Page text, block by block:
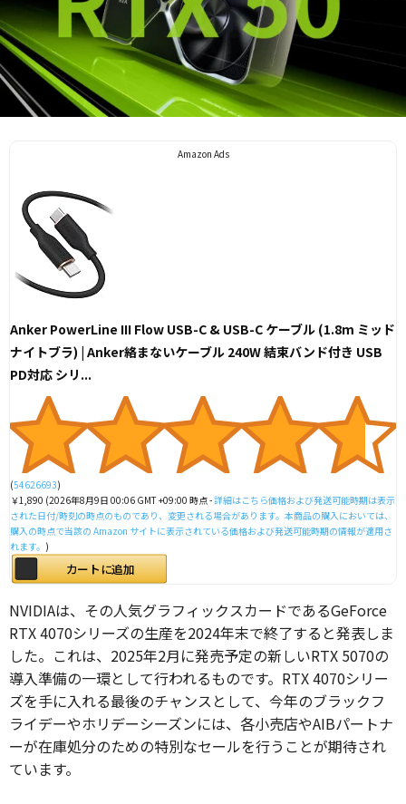
Amazon Ads
Anker PowerLine III Flow USB-C & USB-C ケーブル (1.8m ミッド
ナイトブラ) | Anker絡まないケーブル 240W 結束バンド付き USB
PD対応 シリ...
(54626693)
￥1,890 (2026年8月9日 00:06 GMT +09:00 時点 -詳細はこちら価格および発送可能時期は表示
された日付/時刻の時点のものであり、変更される場合があります。本商品の購入においては、
購入の時点で当該の Amazon サイトに表示されている価格および発送可能時期の情報が適用さ
れます。 )
カートに追加
NVIDIAは、その人気グラフィックスカードであるGeForce
RTX 4070シリーズの生産を2024年末で終了すると発表しま
した。これは、2025年2月に発売予定の新しいRTX 5070の
導入準備の一環として行われるものです。RTX 4070シリー
ズを手に入れる最後のチャンスとして、今年のブラックフ
ライデーやホリデーシーズンには、各小売店やAIBパートナ
ーが在庫処分のための特別なセールを行うことが期待され
ています。